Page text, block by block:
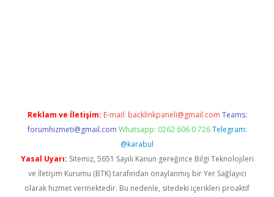
Reklam ve İletişim: E-mail: backlinkpaneli@gmail.com Teams:
forumhizmeti@gmail.com Whatsapp: 0262 606 0 726 Telegram:
@karabul
Yasal Uyarı: Sitemiz, 5651 Sayılı Kanun gereğince Bilgi Teknolojileri
ve İletişim Kurumu (BTK) tarafından onaylanmış bir Yer Sağlayıcı
olarak hizmet vermektedir. Bu nedenle, sitedeki içerikleri proaktif